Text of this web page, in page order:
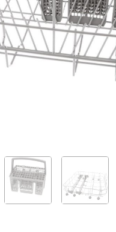
Siemens Brita Intenza
Wasserfilter TZ70003
9,95 €*